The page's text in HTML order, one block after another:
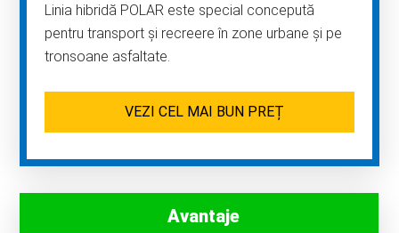
Linia hibridă POLAR este special concepută
pentru transport și recreere în zone urbane și pe
tronsoane asfaltate.
VEZI CEL MAI BUN PREȚ
Avantaje